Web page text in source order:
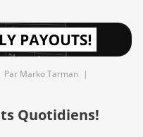
Par Marko Tarman |
Quotidiens!